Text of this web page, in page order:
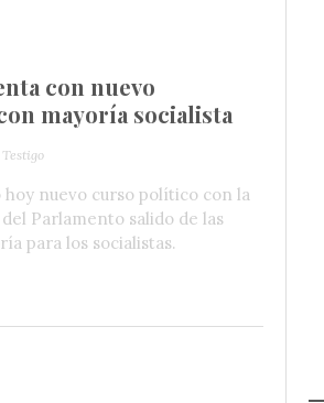
con nuevo
mayoría socialista
nuevo curso político con la
Parlamento salido de las
para los socialistas.